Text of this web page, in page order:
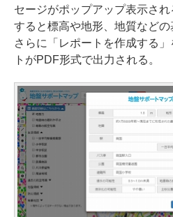
セージがポップアップ表示さ
すると標高や地形、地質などの
さらに「レポートを作成する
トがPDF形式で出力される。